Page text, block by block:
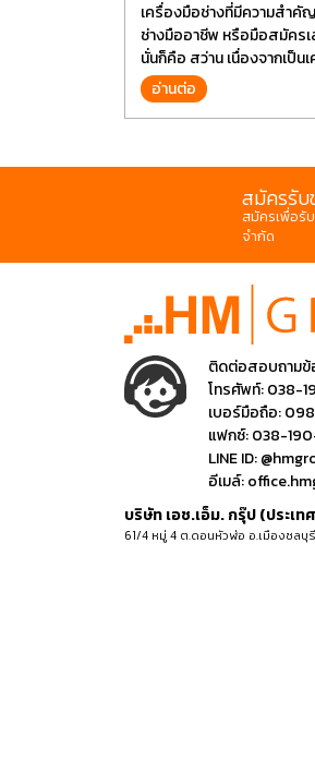
เครื่องมือช่างที่มีความสำคั
ช่างมืออาชีพ หรือมือสมัครเ
นั่นก็คือ สว่าน เนื่องจากเป็
สามารถใช้ได้กับงานหลากห
มือที่ใช้ง่าย ใครๆก็สามารถใช้
อ่านต่อ
สมัครรับ
สมัครเพื่อรั
จำกัด
ติดต่อสอบถามข้
โทรศัพท์:038-
เบอร์มือถือ:
แฟกซ์:038-
LINE ID:
อีเมล์:
บริษัท เอช.เอ็ม. กรุ๊ป (ประเท
61/4 หมู่ 4 ต.ดอนหัวฬ่อ อ.เมืองชล